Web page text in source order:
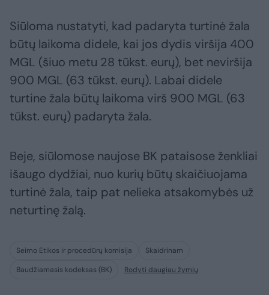
Siūloma nustatyti, kad padaryta turtinė žala
būtų laikoma didele, kai jos dydis viršija 400
MGL (šiuo metu 28 tūkst. eurų), bet neviršija
900 MGL (63 tūkst. eurų). Labai didele
turtine žala būtų laikoma virš 900 MGL (63
tūkst. eurų) padaryta žala.
Beje, siūlomose naujose BK pataisose ženkliai
išaugo dydžiai, nuo kurių būtų skaičiuojama
turtinė žala, taip pat nelieka atsakomybės už
neturtinę žalą.
Seimo Etikos ir procedūrų komisija
Skaidrinam
Baudžiamasis kodeksas (BK)
Rodyti daugiau žymių